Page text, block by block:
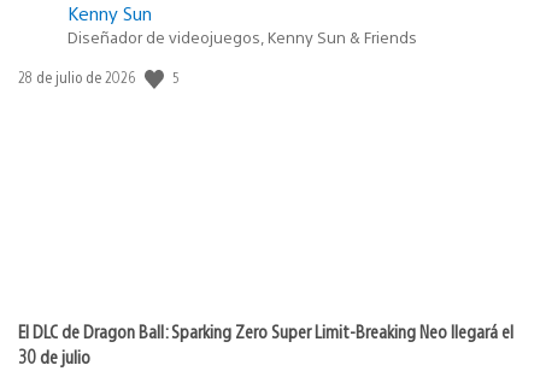
Kenny Sun
Diseñador de videojuegos, Kenny Sun & Friends
Fecha
28 de julio de 2026 5
El DLC de Dragon Ball: Sparking Zero Super Limit-Breaking Neo llegará el
30 de julio